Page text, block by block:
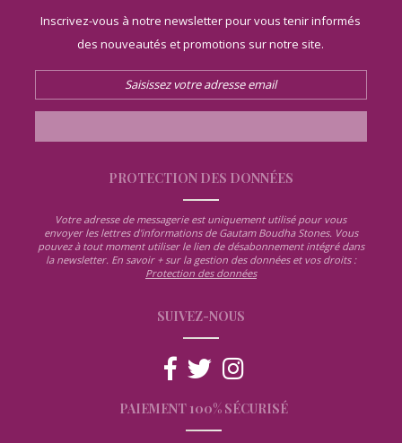
Inscrivez-vous à notre newsletter pour vous tenir informés
des nouveautés et promotions sur notre site.
PROTECTION DES DONNÉES
Votre adresse de messagerie est uniquement utilisé pour vous
envoyer les lettres d'informations de Gautam Boudha Stones. Vous
pouvez à tout moment utiliser le lien de désabonnement intégré dans
la newsletter. En savoir + sur la gestion des données et vos droits :
Protection des données
SUIVEZ-NOUS
PAIEMENT 100% SÉCURISÉ